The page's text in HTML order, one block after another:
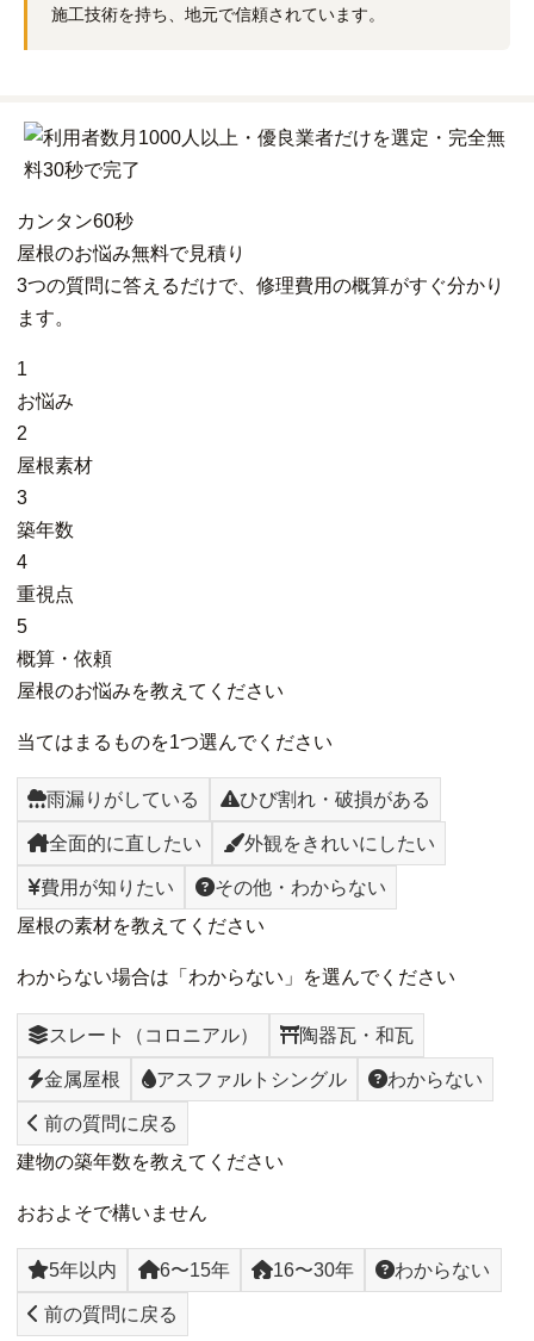
施工技術を持ち、地元で信頼されています。
カンタン60秒
屋根のお悩み無料で見積り
3つの質問に答えるだけで、修理費用の概算がすぐ分かり
ます。
1
お悩み
2
屋根素材
3
築年数
4
重視点
5
概算・依頼
屋根のお悩みを教えてください
当てはまるものを1つ選んでください
雨漏りがしている ひび割れ・破損がある
全面的に直したい 外観をきれいにしたい
費用が知りたい
その他・わからない
屋根の素材を教えてください
わからない場合は「わからない」を選んでください
スレート（コロニアル） 陶器瓦・和瓦
金属屋根 アスファルトシングル わからない
前の質問に戻る
建物の築年数を教えてください
おおよそで構いません
5年以内 6〜15年 16〜30年 わからない
前の質問に戻る